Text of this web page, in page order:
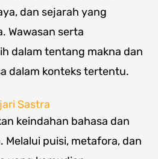
dan sejarah yang
Wawasan serta
dalam tentang makna dan
dalam konteks tertentu.
Sastra
keindahan bahasa dan
puisi, metafora, dan